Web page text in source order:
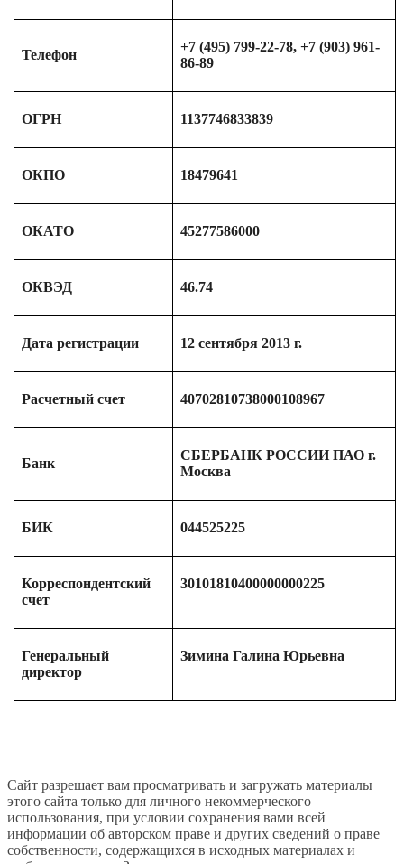
Телефон
+7 (495) 799-22-78, +7 (903) 961-
86-89
ОГРН 1137746833839
ОКПО 18479641
ОКАТО 45277586000
ОКВЭД 46.74
Дата регистрации 12 сентября 2013 г.
Расчетный счет 40702810738000108967
Банк
СБЕРБАНК РОССИИ ПАО г.
Москва
БИК 044525225
Корреспондентский
счет
30101810400000000225
Генеральный
директор
Зимина Галина Юрьевна
Сайт разрешает вам просматривать и загружать материалы
этого сайта только для личного некоммерческого
использования, при условии сохранения вами всей
информации об авторском праве и других сведений о праве
собственности, содержащихся в исходных материалах и